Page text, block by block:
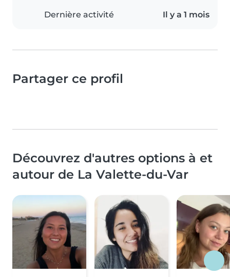
Dernière activité Il y a 1 mois
Partager ce profil
Découvrez d'autres options à et
autour de La Valette-du-Var